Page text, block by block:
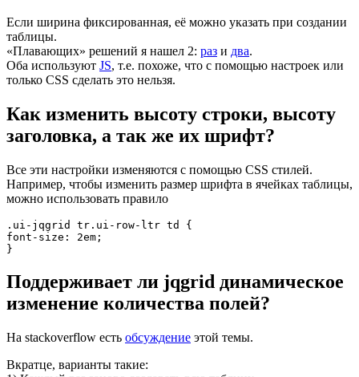
Если ширина фиксированная, её можно указать при создании
таблицы.
«Плавающих» решений я нашел 2: раз и два.
Оба используют JS, т.е. похоже, что с помощью настроек или
только CSS сделать это нельзя.
Как изменить высоту строки, высоту
заголовка, а так же их шрифт?
Все эти настройки изменяются с помощью CSS стилей.
Например, чтобы изменить размер шрифта в ячейках таблицы,
можно использовать правило
.ui-jqgrid tr.ui-row-ltr td {
font-size: 2em;
}
Поддерживает ли jqgrid динамическое
изменение количества полей?
На stackoverflow есть обсуждение этой темы.
Вкратце, варианты такие: